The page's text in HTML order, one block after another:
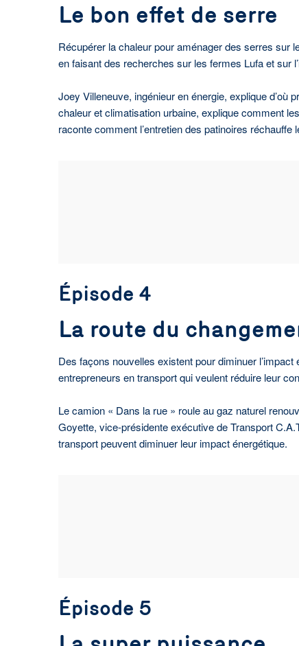
Le bon effet de serre
Récupérer la chaleur pour aménager des serres sur
en faisant des recherches sur les fermes Lufa et sur
Joey Villeneuve, ingénieur en énergie, explique d’où
chaleur et climatisation urbaine, explique comment
raconte comment l’entretien des patinoires réchauffe
Épisode 4
La route du
Des façons nouvelles existent pour diminuer
entrepreneurs en transport qui veulent réduire leur
Le camion « Dans la rue » roule au gaz naturel
Goyette, vice-présidente exécutive de Transport
transport peuvent diminuer leur impact énergétique.
Épisode 5